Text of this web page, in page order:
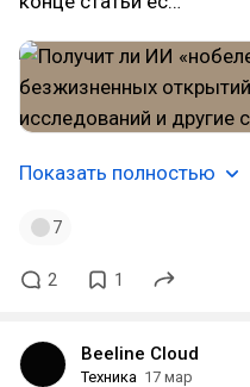
Показать полностью
7
2 1
Beeline Cloud
Техника 17 мар